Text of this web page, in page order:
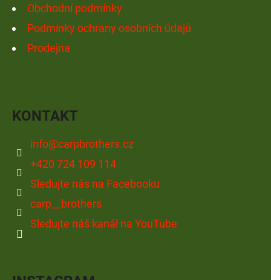
Obchodní podmínky
Podmínky ochrany osobních údajů
Prodejna
KONTAKT
info@carpbrothers.cz
+420 724 109 114
Sledujte nás na Facebooku
carp__brothers
Sledujte náš kanál na YouTube